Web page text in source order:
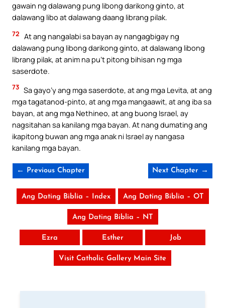
gawain ng dalawang pung libong darikong ginto, at
dalawang libo at dalawang daang librang pilak.
72 At ang nangalabi sa bayan ay nangagbigay ng
dalawang pung libong darikong ginto, at dalawang libong
librang pilak, at anim na pu’t pitong bihisan ng mga
saserdote.
73 Sa gayo’y ang mga saserdote, at ang mga Levita, at ang
mga tagatanod-pinto, at ang mga mangaawit, at ang iba sa
bayan, at ang mga Nethineo, at ang buong Israel, ay
nagsitahan sa kanilang mga bayan. At nang dumating ang
ikapitong buwan ang mga anak ni Israel ay nangasa
kanilang mga bayan.
← Previous Chapter Next Chapter →
Ang Dating Biblia – Index Ang Dating Biblia – OT
Ang Dating Biblia – NT
Ezra Esther Job
Visit Catholic Gallery Main Site